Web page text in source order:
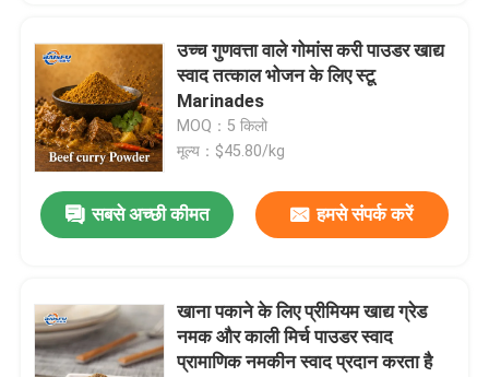
उच्च गुणवत्ता वाले गोमांस करी पाउडर खाद्य
स्वाद तत्काल भोजन के लिए स्टू
Marinades
MOQ：5 किलो
मूल्य：$45.80/kg
सबसे अच्छी कीमत हमसे संपर्क करें
खाना पकाने के लिए प्रीमियम खाद्य ग्रेड
नमक और काली मिर्च पाउडर स्वाद
प्रामाणिक नमकीन स्वाद प्रदान करता है